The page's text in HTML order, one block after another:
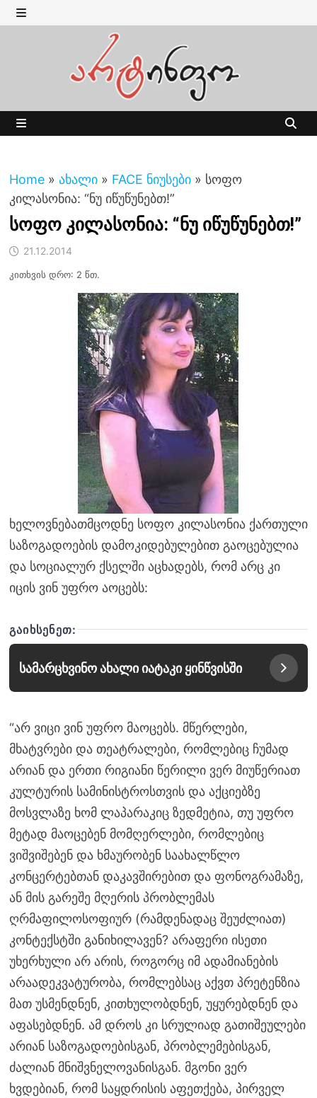
Skip
to MENU
Home » ახალი » FACE ნიუსები » სოფო
კილასონია: “ნუ იწუწუნებთ!”
სოფო კილასონია: “ნუ იწუწუნებთ!”
21.12.2014
კითხვის დრო: 2 წთ.
ხელოვნებათმცოდნე სოფო კილასონია ქართული
საზოგადოების დამოკიდებულებით გაოცებულია
და სოციალურ ქსელში აცხადებს, რომ არც კი
იცის ვინ უფრო აოცებს:
ᲒᲐᲘᲮᲡᲔᲜᲔᲗ:
სამარცხვინო ახალი იატაკი ყინწვისში
“არ ვიცი ვინ უფრო მაოცებს. მწერლები,
მხატვრები და თეატრალები, რომლებიც ჩუმად
არიან და ერთი რიგიანი წერილი ვერ მიუწერიათ
კულტურის სამინისტროსთვის და აქციებზე
მოსვლაზე ხომ ლაპარაკიც ზედმეტია, თუ უფრო
მეტად მაოცებენ მომღერლები, რომლებიც
ვიშვიშებენ და ხმაურობენ საახალწლო
კონცერტებთან დაკავშირებით და ფონოგრამაზე,
ან მის გარეშე მღერის პრობლემას
ღრმაფილოსოფიურ (რამდენადაც შეუძლიათ)
კონტექსტში განიხილავენ? არაფერი ისეთი
უხერხული არ არის, როგორც იმ ადამიანების
არაადეკვატურობა, რომლებსაც აქვთ პრეტენზია
მათ უსმენდნენ, კითხულობდნენ, უყურებდნენ და
აფასებდნენ. ამ დროს კი სრულიად გათიშეულები
არიან საზოგადოებისგან, პრობლემებისგან,
ძალიან მნიშვნელოვანისგან. მგონი ვერ
ხვდებიან, რომ საყდრისის აფეთქება, პირველ